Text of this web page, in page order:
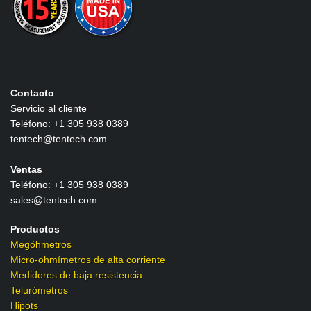
Contacto
Servicio al cliente
Teléfono: +1 305 938 0389
tentech@tentech.com
Ventas
Teléfono: +1 305 938 0389
sales@tentech.com
Productos
Megóhmetros
Micro-ohmímetros de alta corriente
Medidores de baja resistencia
Telurómetros
Hipots